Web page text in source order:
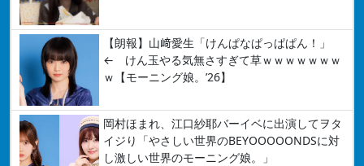
【朗報】山﨑愛生「けんぱなぱっぱぱん！」
← けん玉やる気無さすぎて草ｗｗｗｗｗｗｗ
ｗ【モーニング娘。’26】
岡村ほまれ、江口紗耶バーイベに出演してヲタ
イジり「やさしい世界のBEYOOOOONDSに対
し激しい世界のモーニング娘。」